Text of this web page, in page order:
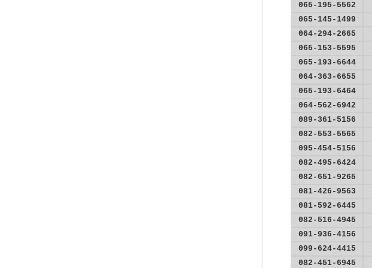
065-195-5562
065-145-1499
064-294-2665
065-153-5595
065-193-6644
064-363-6655
065-193-6464
064-562-6942
089-361-5156
082-553-5565
095-454-5156
082-495-6424
082-651-9265
081-426-9563
081-592-6445
082-516-4945
091-936-4156
099-624-4415
082-451-6945